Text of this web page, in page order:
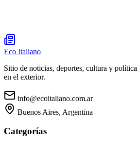
Eco Italiano
Sitio de noticias, deportes, cultura y
en el exterior.
info@ecoitaliano.com.ar
Buenos Aires, Argentina
Categorías